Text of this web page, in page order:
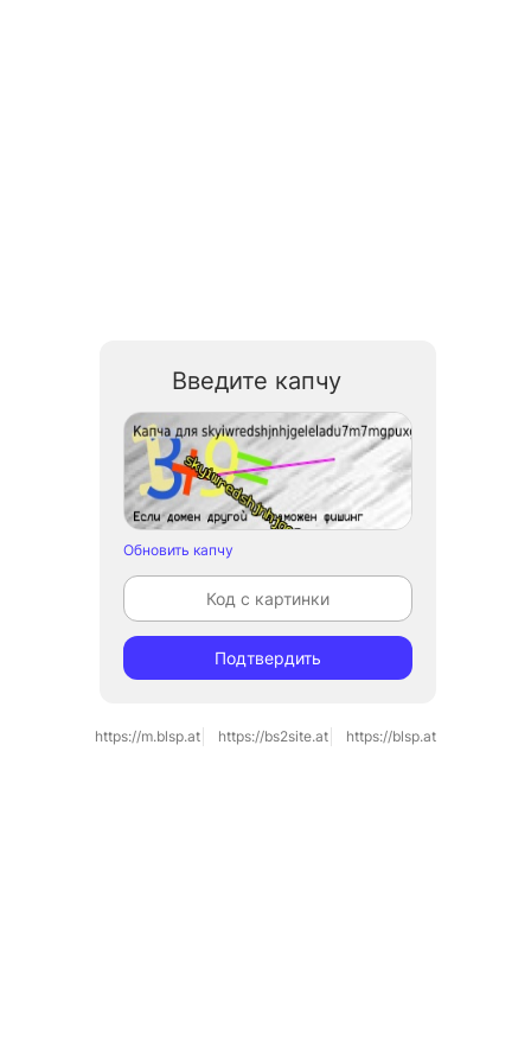
Введите капчу
Обновить капчу
Подтвердить
https://m.blsp.at https://bs2site.at https://blsp.at